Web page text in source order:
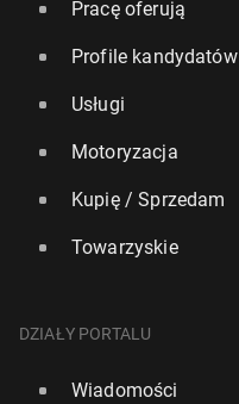
Pracę oferują
Profile kandydatów
Usługi
Motoryzacja
Kupię / Sprzedam
Towarzyskie
DZIAŁY PORTALU
Wiadomości